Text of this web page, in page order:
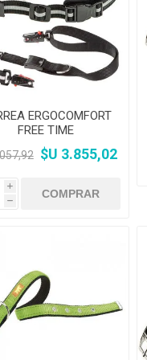
Primocao
Biofresh
Three Dogs &
Three Cats
y Patés
ERGOCOMFORT
FREE TIME
$U 3.855,02
i
h